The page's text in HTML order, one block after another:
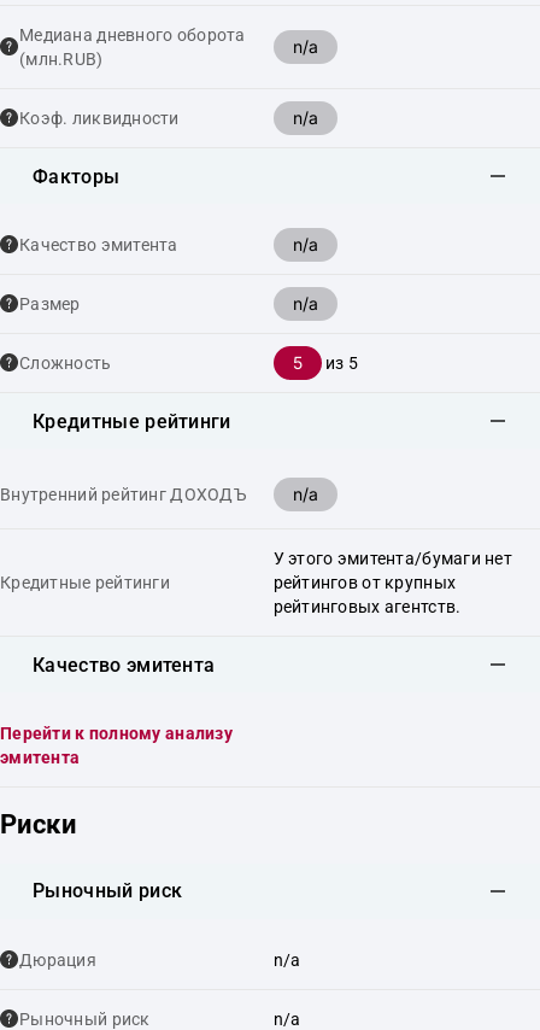
Медиана дневного оборота
(млн.RUB)
n/a
Коэф. ликвидности n/a
Факторы
Качество эмитента n/a
Размер n/a
Сложность 5 из 5
Кредитные рейтинги
Внутренний рейтинг ДОХОДЪ n/a
Кредитные рейтинги
У этого эмитента/бумаги нет
рейтингов от крупных
рейтинговых агентств.
Качество эмитента
Перейти к полному анализу
эмитента
Риски
Рыночный риск
Дюрация n/a
Рыночный риск n/a